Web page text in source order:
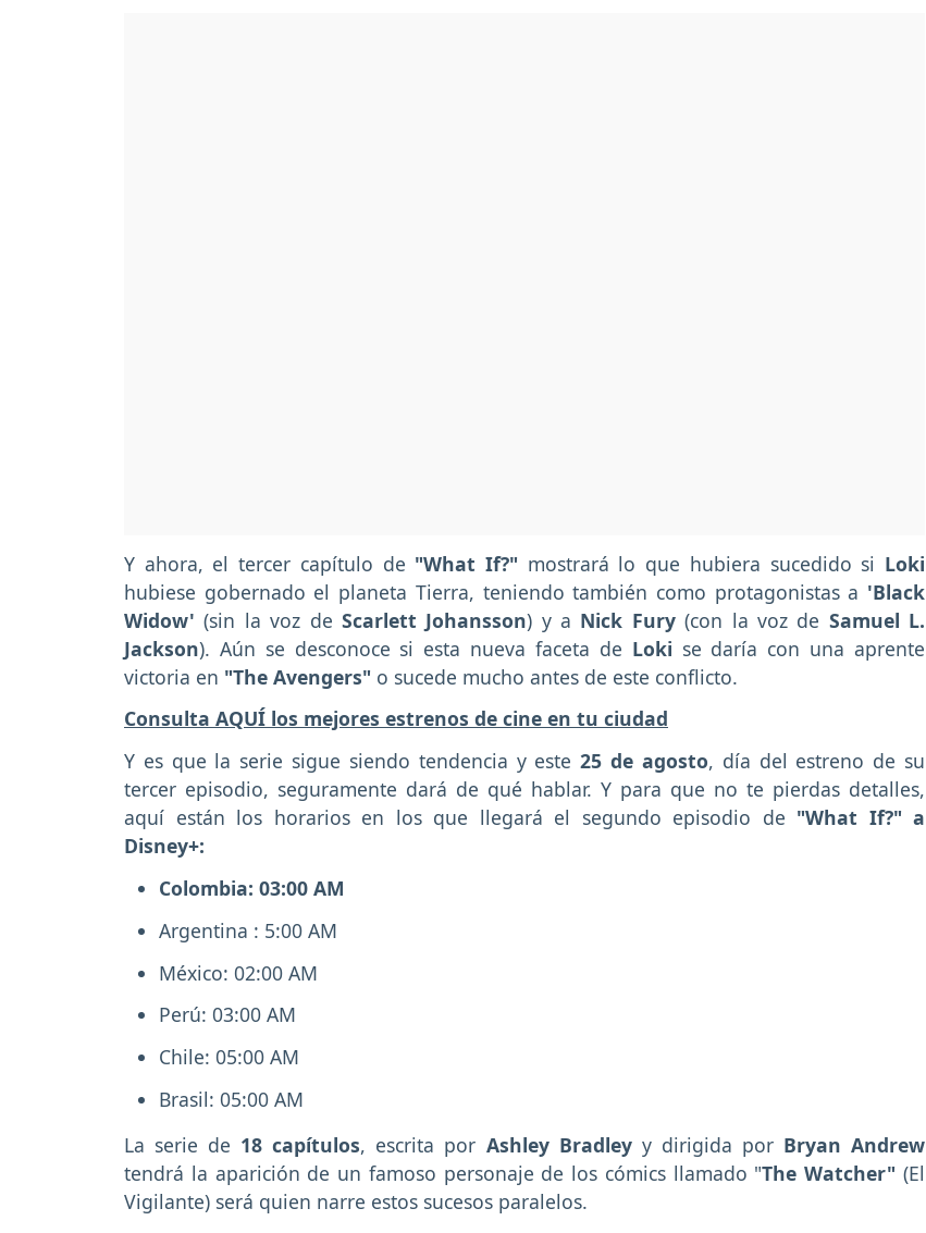
Y ahora, el tercer capítulo de "What If?" mostrará lo que hubiera sucedido si Loki
hubiese gobernado el planeta Tierra, teniendo también como protagonistas a 'Black
Widow' (sin la voz de Scarlett Johansson) y a Nick Fury(con la voz de Samuel L.
Jackson). Aún se desconoce si esta nueva faceta de Loki se daría con una aprente
victoria en "The Avengers" o sucede mucho antes de este conflicto.
Consulta AQUÍ los mejores estrenos de cine en tu ciudad
Y es que la serie sigue siendo tendencia y este 25 de agosto, día del estreno de su
tercer episodio, seguramente dará de qué hablar. Y para que no te pierdas detalles,
aquí están los horarios en los que llegará el segundo episodio de "What If?" a
Disney+:
Colombia: 03:00 AM
Argentina : 5:00 AM
México: 02:00 AM
Perú: 03:00 AM
Chile: 05:00 AM
Brasil: 05:00 AM
La serie de 18 capítulos, escrita por Ashley Bradleyy dirigida por Bryan Andrew
tendrá la aparición de un famoso personaje de los cómics llamado "The Watcher" (El
Vigilante) será quien narre estos sucesos paralelos.